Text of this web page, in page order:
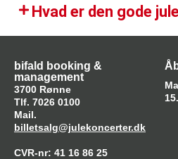
Hvad er den gode
bifald booking &
management
3700 Rønne
Tlf. 7026 0100
Mail.
billetsalg@julekoncerter.dk
CVR-nr: 41 16 86 25